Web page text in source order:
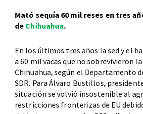
Mató sequía 60 mil reses en tres
de Chihuahua.
En los últimos tres años la sed y el
a 60 mil vacas que no sobrevivieron
Chihuahua, según el Departamento
SDR. Para Álvaro Bustillos,
situación se volvió insostenible al
restricciones fronterizas de EU